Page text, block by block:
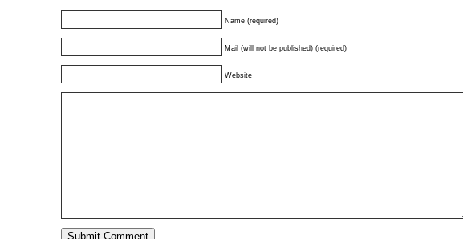
Name (required)
Mail (will not be published) (required)
Website